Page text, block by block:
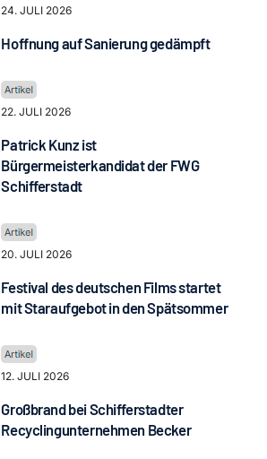
24. JULI 2026
Hoffnung auf Sanierung gedämpft
22. JULI 2026
Patrick Kunz ist
Bürgermeisterkandidat der FWG
Schifferstadt
20. JULI 2026
Festival des deutschen Films startet
mit Staraufgebot in den Spätsommer
12. JULI 2026
Großbrand bei Schifferstadter
Recyclingunternehmen Becker